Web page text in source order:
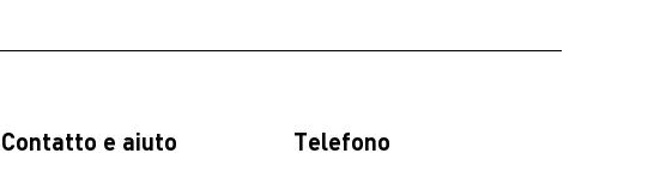
Contatto e aiuto Telefono